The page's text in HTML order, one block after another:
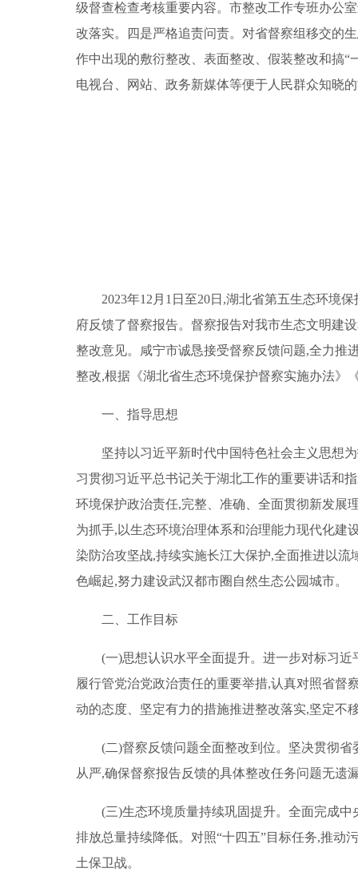
级督查检查考核重要内容。市整改工作专班办公
改落实。四是严格追责问责。对省督察组移交的
作中出现的敷衍整改、表面整改、假装整改和搞
电视台、网站、政务新媒体等便于人民群众知晓
2023年12月1日至20日,湖北省第五生态环境
府反馈了督察报告。督察报告对我市生态文明建
整改意见。咸宁市诚恳接受督察反馈问题,全力推
整改,根据《湖北省生态环境保护督察实施办法》
一、指导思想
坚持以习近平新时代中国特色社会主义思想
习贯彻习近平总书记关于湖北工作的重要讲话和
环境保护政治责任,完整、准确、全面贯彻新发展
为抓手,以生态环境治理体系和治理能力现代化建
染防治攻坚战,持续实施长江大保护,全面推进以
色崛起,努力建设武汉都市圈自然生态公园城市。
二、工作目标
(一)思想认识水平全面提升。进一步对标习
履行管党治党政治责任的重要举措,认真对照省督
动的态度、坚定有力的措施推进整改落实,坚定不
(二)督察反馈问题全面整改到位。 坚决贯彻省
从严,确保督察报告反馈的具体整改任务问题无遗
(三)生态环境质量持续巩固提升。全面完成
排放总量持续降低。对照“十四五”目标任务,推动
土保卫战。